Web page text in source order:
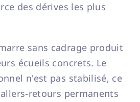
des dérives les plus
sans cadrage produit
écueils concrets. Le
n'est pas stabilisé, ce
retours permanents